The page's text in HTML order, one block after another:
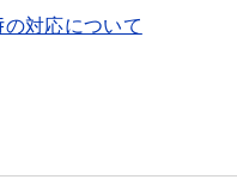
の対応について